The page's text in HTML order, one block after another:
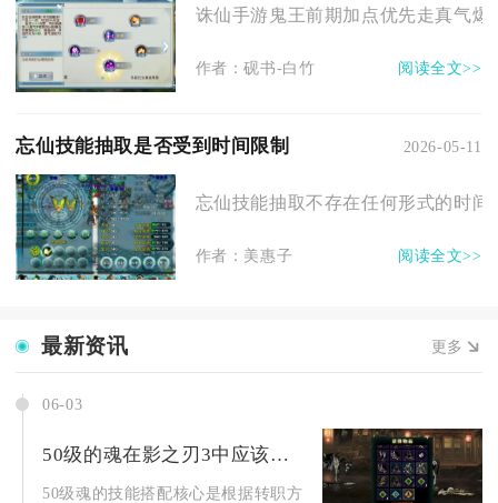
诛仙手游鬼王前期加点优先走真气
作者：砚书-白竹 阅读全文>>
忘仙技能抽取是否受到时间限制 2026-05-11
忘仙技能抽取不存在任何形式的时
作者：美惠子 阅读全文>>
最新资讯 更多
06-03
50级的魂在影之刃3中应该如何搭配技能
50级魂的技能搭配核心是根据转职方向选择绝影空中续航流或